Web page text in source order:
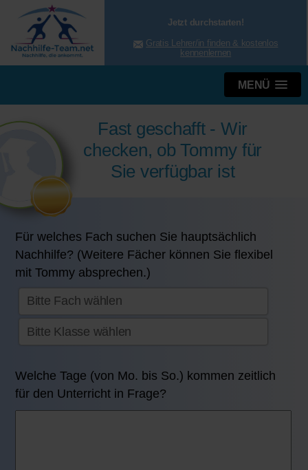
Jetzt durchstarten!
Gratis Lehrer/in finden & kostenlos
kennenlernen
MENÜ
Fast geschafft - Wir
checken, ob Tommy für
Sie verfügbar ist
Für welches Fach suchen Sie hauptsächlich
Nachhilfe? (Weitere Fächer können Sie flexibel
mit Tommy absprechen.)
Welche Tage (von Mo. bis So.) kommen zeitlich
für den Unterricht in Frage?